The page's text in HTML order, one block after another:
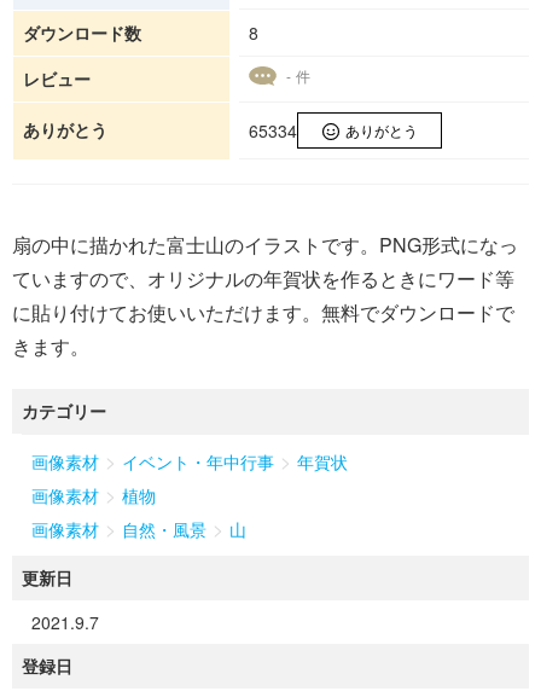
ダウンロード数
8
レビュー
- 件
ありがとう 65334 ありがとう
扇の中に描かれた富士山のイラストです。PNG形式になっ
ていますので、オリジナルの年賀状を作るときにワード等
に貼り付けてお使いいただけます。無料でダウンロードで
きます。
カテゴリー
画像素材 > イベント・年中行事 > 年賀状
画像素材 > 植物
画像素材 > 自然・風景 > 山
更新日
2021.9.7
登録日